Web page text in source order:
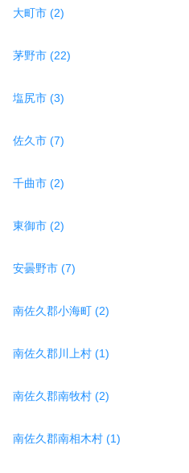
大町市 (2)
茅野市 (22)
塩尻市 (3)
佐久市 (7)
千曲市 (2)
東御市 (2)
安曇野市 (7)
南佐久郡小海町 (2)
南佐久郡川上村 (1)
南佐久郡南牧村 (2)
南佐久郡南相木村 (1)